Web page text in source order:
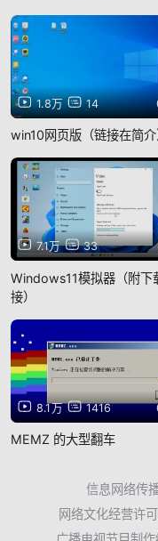
1.8万 14
win10网页版（链接在简介
7.1万 33
Windows11模拟器（附下
接）
8.1万 1416
MEMZ 的大型翻车
信息网络传
网络文化经营许